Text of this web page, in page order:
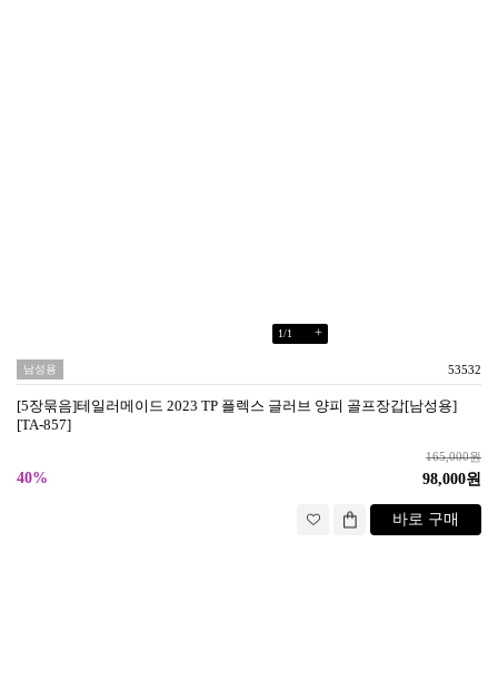
1 /1 +
남성용 53532
[5장묶음]테일러메이드 2023 TP 플렉스 글러브 양피 골프장갑[남성용]
[TA-857]
165,000원
40% 98,000원
바로 구매